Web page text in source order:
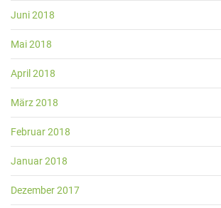
Juni 2018
Mai 2018
April 2018
März 2018
Februar 2018
Januar 2018
Dezember 2017